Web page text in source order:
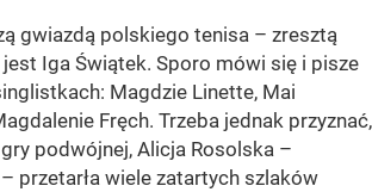
gwiazdą polskiego tenisa – zresztą
jest Iga Świątek. Sporo mówi się i pisze
Magdzie Linette, Mai
Fręch. Trzeba jednak przyznać,
podwójnej, Alicja Rosolska –
przetarła wiele zatartych szlaków